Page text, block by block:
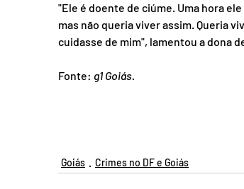
"Ele é doente de ciúme. Uma hora
mas não queria viver assim. Queria
cuidasse de mim", lamentou a dona
Fonte: g1 Goiás.
Goiás Crimes no DF e Goiás